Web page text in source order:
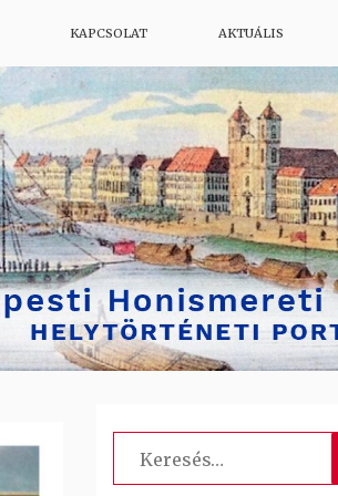
KAPCSOLAT AKTUÁLIS
Keresés: